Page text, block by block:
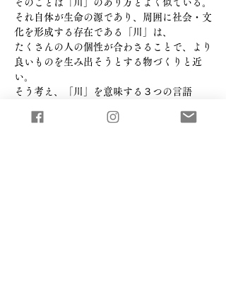
それ自体が生命の源であり、
周囲に社会・文
化を形成する存在である「川」は、
たくさんの人の個性が合わさることで、
より
良いものを生み出そうとする物づくりと近
い。
そう考え、「川」を意味する３つの言語
RIVORAと命名した。